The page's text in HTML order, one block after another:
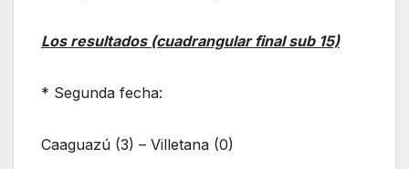
Los resultados (cuadrangular final sub 15)
* Segunda fecha:
Caaguazú (3) – Villetana (0)